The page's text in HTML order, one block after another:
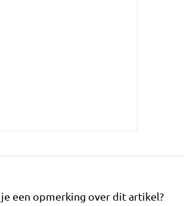
een opmerking over dit artikel?